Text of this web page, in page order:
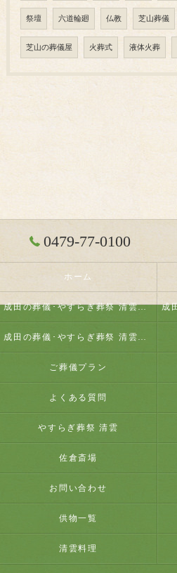
祭壇 六道輪廻 仏教 芝山葬儀
芝山の葬儀屋 火葬式 液体火葬
0479-77-0100
ホーム
成田の葬儀･やすらぎ葬祭 清雲の口コミ情報
成田の葬儀･やすらぎ葬祭 清雲のお客様の声
ご葬儀プラン
よくある質問
やすらぎ葬祭 清雲
佐倉斎場
お問い合わせ
供物一覧
清雲料理